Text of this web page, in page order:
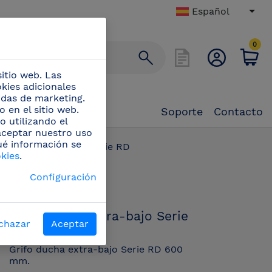
Español
0
Soporte Contacto
ducha extra-bajo Serie RD
Grifo ducha extra-bajo Serie
Grifo ducha extra-bajo Serie RD 600
mm.
web. Las
adicionales
de marketing.
en el sitio web.
utilizando el
nuestro uso
información se
.
Configuración
Aceptar